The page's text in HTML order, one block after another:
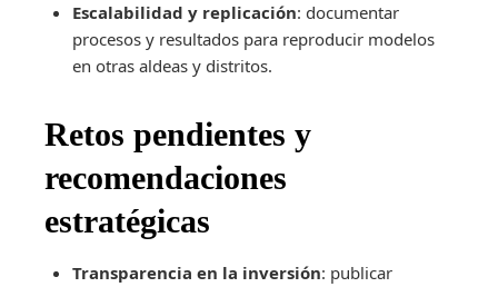
Escalabilidad y replicación: documentar
procesos y resultados para reproducir modelos
en otras aldeas y distritos.
Retos pendientes y
recomendaciones
estratégicas
Transparencia en la inversión: publicar